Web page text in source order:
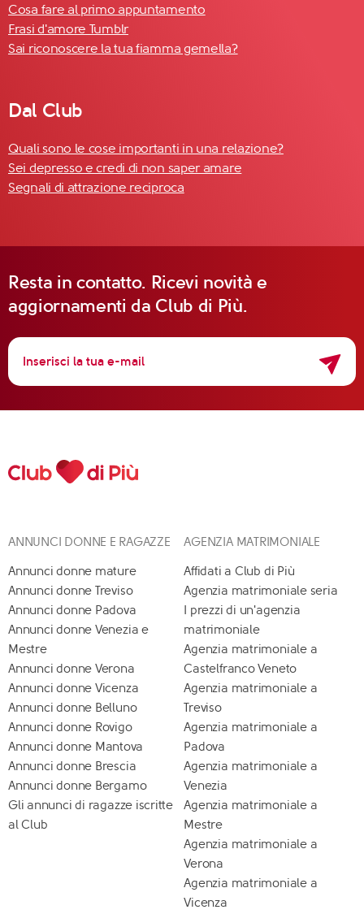
Cosa fare al primo appuntamento
Frasi d'amore Tumblr
Sai riconoscere la tua fiamma gemella?
Dal Club
Quali sono le cose importanti in una relazione?
Sei depresso e credi di non saper amare
Segnali di attrazione reciproca
Resta in contatto. Ricevi novità e
aggiornamenti da Club di Più.
ANNUNCI DONNE E RAGAZZE
Annunci donne mature
Annunci donne Treviso
Annunci donne Padova
Annunci donne Venezia e
Mestre
Annunci donne Verona
Annunci donne Vicenza
Annunci donne Belluno
Annunci donne Rovigo
Annunci donne Mantova
Annunci donne Brescia
Annunci donne Bergamo
Gli annunci di ragazze iscritte
al Club
AGENZIA MATRIMONIALE
Affidati a Club di Più
Agenzia matrimoniale seria
I prezzi di un'agenzia
matrimoniale
Agenzia matrimoniale a
Castelfranco Veneto
Agenzia matrimoniale a
Treviso
Agenzia matrimoniale a
Padova
Agenzia matrimoniale a
Venezia
Agenzia matrimoniale a
Mestre
Agenzia matrimoniale a
Verona
Agenzia matrimoniale a
Vicenza